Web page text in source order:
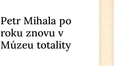
Petr Mihala po
roku znovu v
Múzeu totality